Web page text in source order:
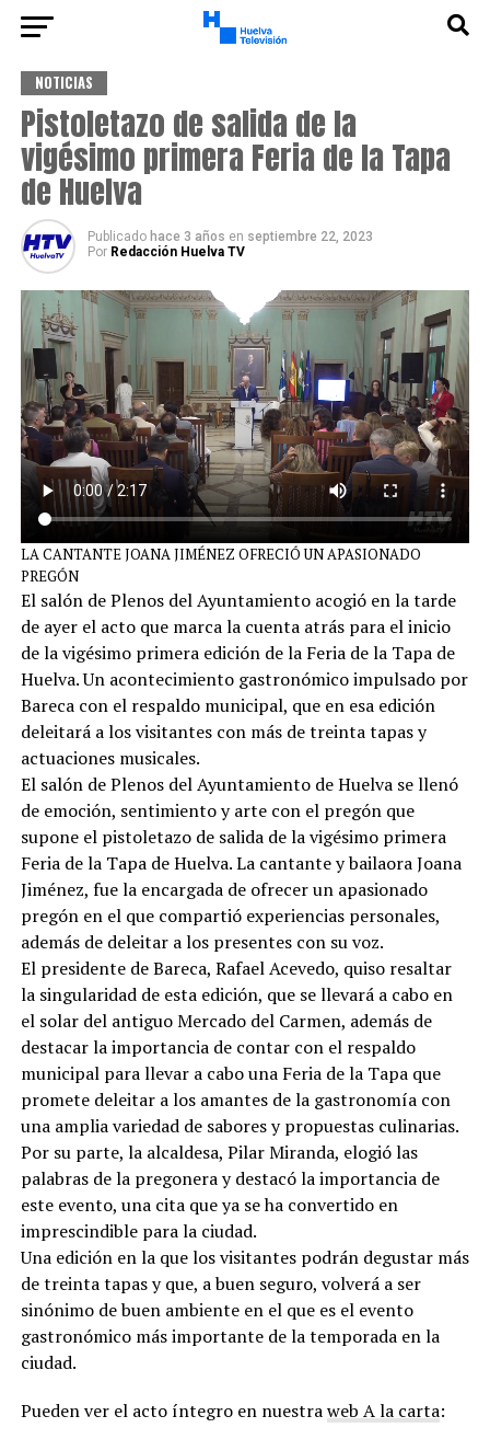
NOTICIAS
Pistoletazo de salida de la
vigésimo primera Feria de la Tapa
de Huelva
Publicado hace 3 años en septiembre 22, 2023
Por Redacción Huelva TV
LA CANTANTE JOANA JIMÉNEZ OFRECIÓ UN APASIONADO
PREGÓN
El salón de Plenos del Ayuntamiento acogió en la tarde
de ayer el acto que marca la cuenta atrás para el inicio
de la vigésimo primera edición de la Feria de la Tapa de
Huelva. Un acontecimiento gastronómico impulsado por
Bareca con el respaldo municipal, que en esa edición
deleitará a los visitantes con más de treinta tapas y
actuaciones musicales.
El salón de Plenos del Ayuntamiento de Huelva se llenó
de emoción, sentimiento y arte con el pregón que
supone el pistoletazo de salida de la vigésimo primera
Feria de la Tapa de Huelva. La cantante y bailaora Joana
Jiménez, fue la encargada de ofrecer un apasionado
pregón en el que compartió experiencias personales,
además de deleitar a los presentes con su voz.
El presidente de Bareca, Rafael Acevedo, quiso resaltar
la singularidad de esta edición, que se llevará a cabo en
el solar del antiguo Mercado del Carmen, además de
destacar la importancia de contar con el respaldo
municipal para llevar a cabo una Feria de la Tapa que
promete deleitar a los amantes de la gastronomía con
una amplia variedad de sabores y propuestas culinarias.
Por su parte, la alcaldesa, Pilar Miranda, elogió las
palabras de la pregonera y destacó la importancia de
este evento, una cita que ya se ha convertido en
imprescindible para la ciudad.
Una edición en la que los visitantes podrán degustar más
de treinta tapas y que, a buen seguro, volverá a ser
sinónimo de buen ambiente en el que es el evento
gastronómico más importante de la temporada en la
ciudad.
Pueden ver el acto íntegro en nuestraweb A la carta: